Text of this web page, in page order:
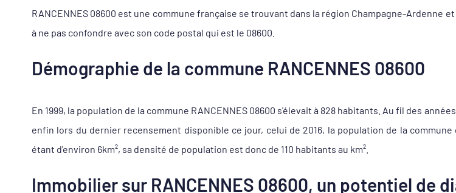
RANCENNES 08600 est une commune française se trouvant dans la région Champagne-Ardenne
à ne pas confondre avec son code postal qui est le 08600.
Démographie de la commune RANCENNES 08600
En 1999, la population de la commune RANCENNES 08600 s'élevait à 828 habitants. Au fil des
enfin lors du dernier recensement disponible ce jour, celui de 2016, la population de la
étant d'environ 6km², sa densité de population est donc de 110 habitants au km².
Immobilier sur RANCENNES 08600, un potentiel de